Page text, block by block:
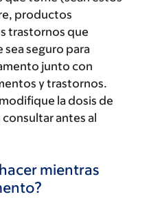
productos
trastornos que
seguro para
junto con
y trastornos.
la dosis de
antes al
mientras